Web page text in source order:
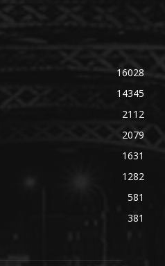
16028
14345
2112
2079
1631
1282
581
381